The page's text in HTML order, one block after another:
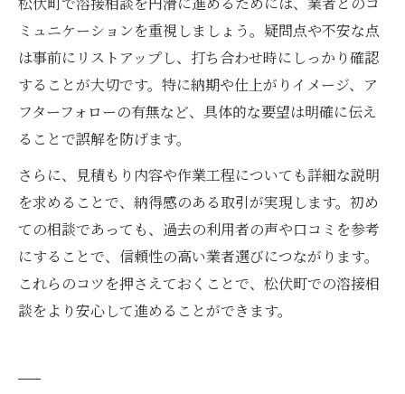
ミュニケーションを重視しましょう。疑問点や不安な点
は事前にリストアップし、打ち合わせ時にしっかり確認
することが大切です。特に納期や仕上がりイメージ、ア
フターフォローの有無など、具体的な要望は明確に伝え
ることで誤解を防げます。
さらに、見積もり内容や作業工程についても詳細な説明
を求めることで、納得感のある取引が実現します。初め
ての相談であっても、過去の利用者の声や口コミを参考
にすることで、信頼性の高い業者選びにつながります。
これらのコツを押さえておくことで、松伏町での溶接相
談をより安心して進めることができます。